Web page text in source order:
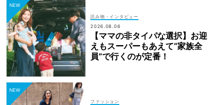
読み物・インタビュー
2026.08.06
【ママの非タイパな選択】お迎
えもスーパーもあえて“家族全
員”で行くのが定番！
ファッション